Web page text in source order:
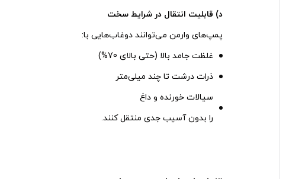
د) قابلیت انتقال در شرایط سخت
پمپ‌های وارمن می‌توانند دوغاب‌هایی با:
غلظت جامد بالا (حتی بالای 70%)
ذرات درشت تا چند میلی‌متر
سیالات خورنده و داغ
را بدون آسیب جدی منتقل کنند.